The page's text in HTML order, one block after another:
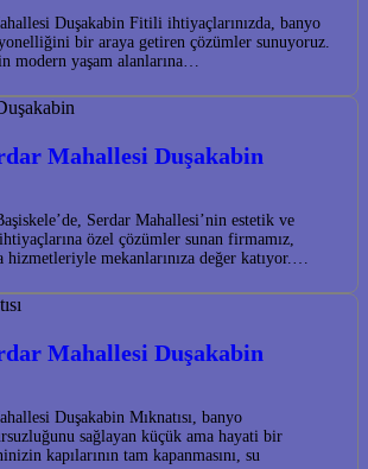
Duşakabin Fitili ihtiyaçlarınızda, banyo
bir araya getiren çözümler sunuyoruz.
modern yaşam alanlarına…
Mahallesi Duşakabin
Serdar Mahallesi’nin estetik ve
özel çözümler sunan firmamız,
hizmetleriyle mekanlarınıza değer katıyor.…
Mahallesi Duşakabin
Duşakabin Mıknatısı, banyo
sağlayan küçük ama hayati bir
kapılarının tam kapanmasını, su